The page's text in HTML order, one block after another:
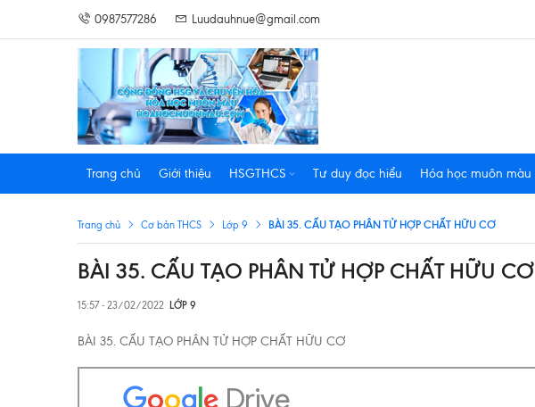
0987577286 Luudauhnue@gmail.com
Trang chủ Giới thiệu HSGTHCS Tư duy đọc hiểu Hóa học muôn màu
Trang chủ Cơ bản THCS Lớp 9 BÀI 35. CẤU TẠO PHÂN TỬ HỢP CHẤT HỮU CƠ
BÀI 35. CẤU TẠO PHÂN TỬ HỢP CHẤT HỮU CƠ
15:57 - 23/02/2022 LỚP 9
BÀI 35. CẤU TẠO PHÂN TỬ HỢP CHẤT HỮU CƠ